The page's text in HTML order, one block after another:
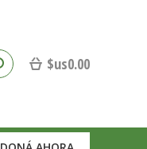
$us0.00